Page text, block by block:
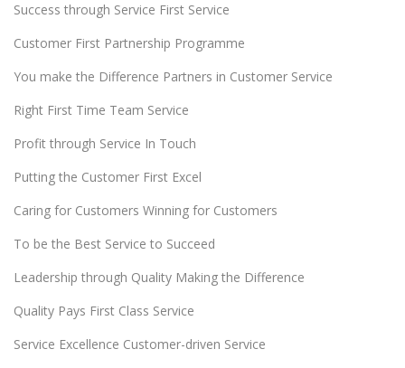
Success through Service First Service
Customer First Partnership Programme
You make the Difference Partners in Customer Service
Right First Time Team Service
Profit through Service In Touch
Putting the Customer First Excel
Caring for Customers Winning for Customers
To be the Best Service to Succeed
Leadership through Quality Making the Difference
Quality Pays First Class Service
Service Excellence Customer-driven Service